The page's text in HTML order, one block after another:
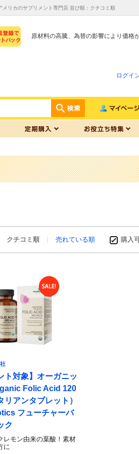
リカのサプリメント専門店 並び順：クチコミ順
原材料の高騰、為替の影響により価格
ログイ
クチコミ順 売れている順 購入
ト対象】オーガニッ
Folic Acid 120
リアンタブレット）
フューチャーバ
ク
レモン由来の葉酸！素材
に